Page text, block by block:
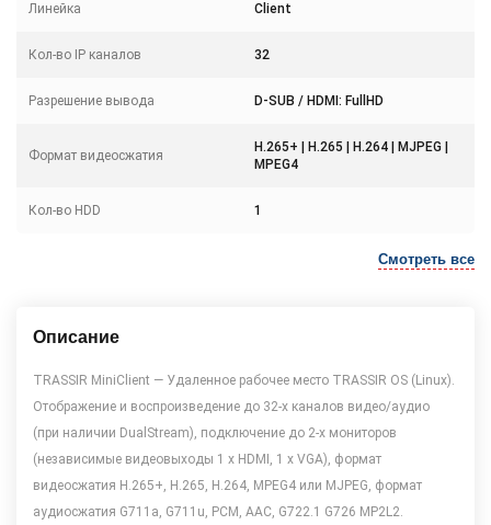
Линейка Client
Кол-во IP каналов 32
Разрешение вывода D-SUB / HDMI: FullHD
Формат видеосжатия
H.265+ | H.265 | H.264 | MJPEG |
MPEG4
Кол-во HDD 1
Смотреть все
Описание
TRASSIR MiniClient — Удаленное рабочее место TRASSIR OS (Linux).
Отображение и воспроизведение до 32-х каналов видео/аудио
(при наличии DualStream), подключение до 2-х мониторов
(независимые видеовыходы 1 x HDMI, 1 x VGA), формат
видеосжатия Н.265+, Н.265, Н.264, MPEG4 или MJPEG, формат
аудиосжатия G711a, G711u, PCM, AAC, G722.1 G726 MP2L2.